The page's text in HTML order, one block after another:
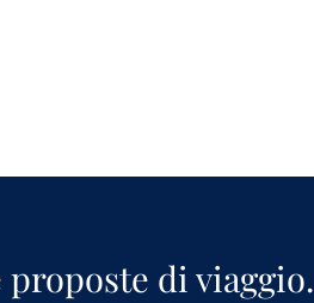
di viaggio.